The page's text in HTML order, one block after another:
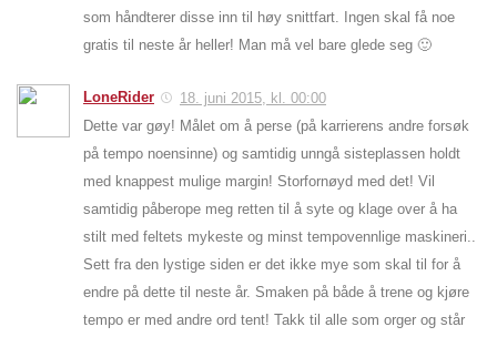
som håndterer disse inn til høy snittfart. Ingen skal få noe
gratis til neste år heller! Man må vel bare glede seg 🙂
LoneRider
18. juni 2015, kl. 00:00
Dette var gøy! Målet om å perse (på karrierens andre forsøk
på tempo noensinne) og samtidig unngå sisteplassen holdt
med knappest mulige margin! Storfornøyd med det! Vil
samtidig påberope meg retten til å syte og klage over å ha
stilt med feltets mykeste og minst tempovennlige maskineri..
Sett fra den lystige siden er det ikke mye som skal til for å
endre på dette til neste år. Smaken på både å trene og kjøre
tempo er med andre ord tent! Takk til alle som orger og står